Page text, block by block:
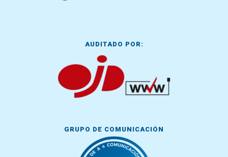
AUDITADO POR:
GRUPO DE COMUNICACIÓN